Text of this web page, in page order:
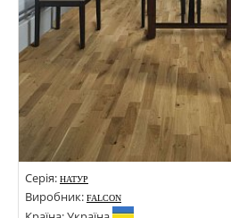
Серія: НАТУР
Виробник: FALCON